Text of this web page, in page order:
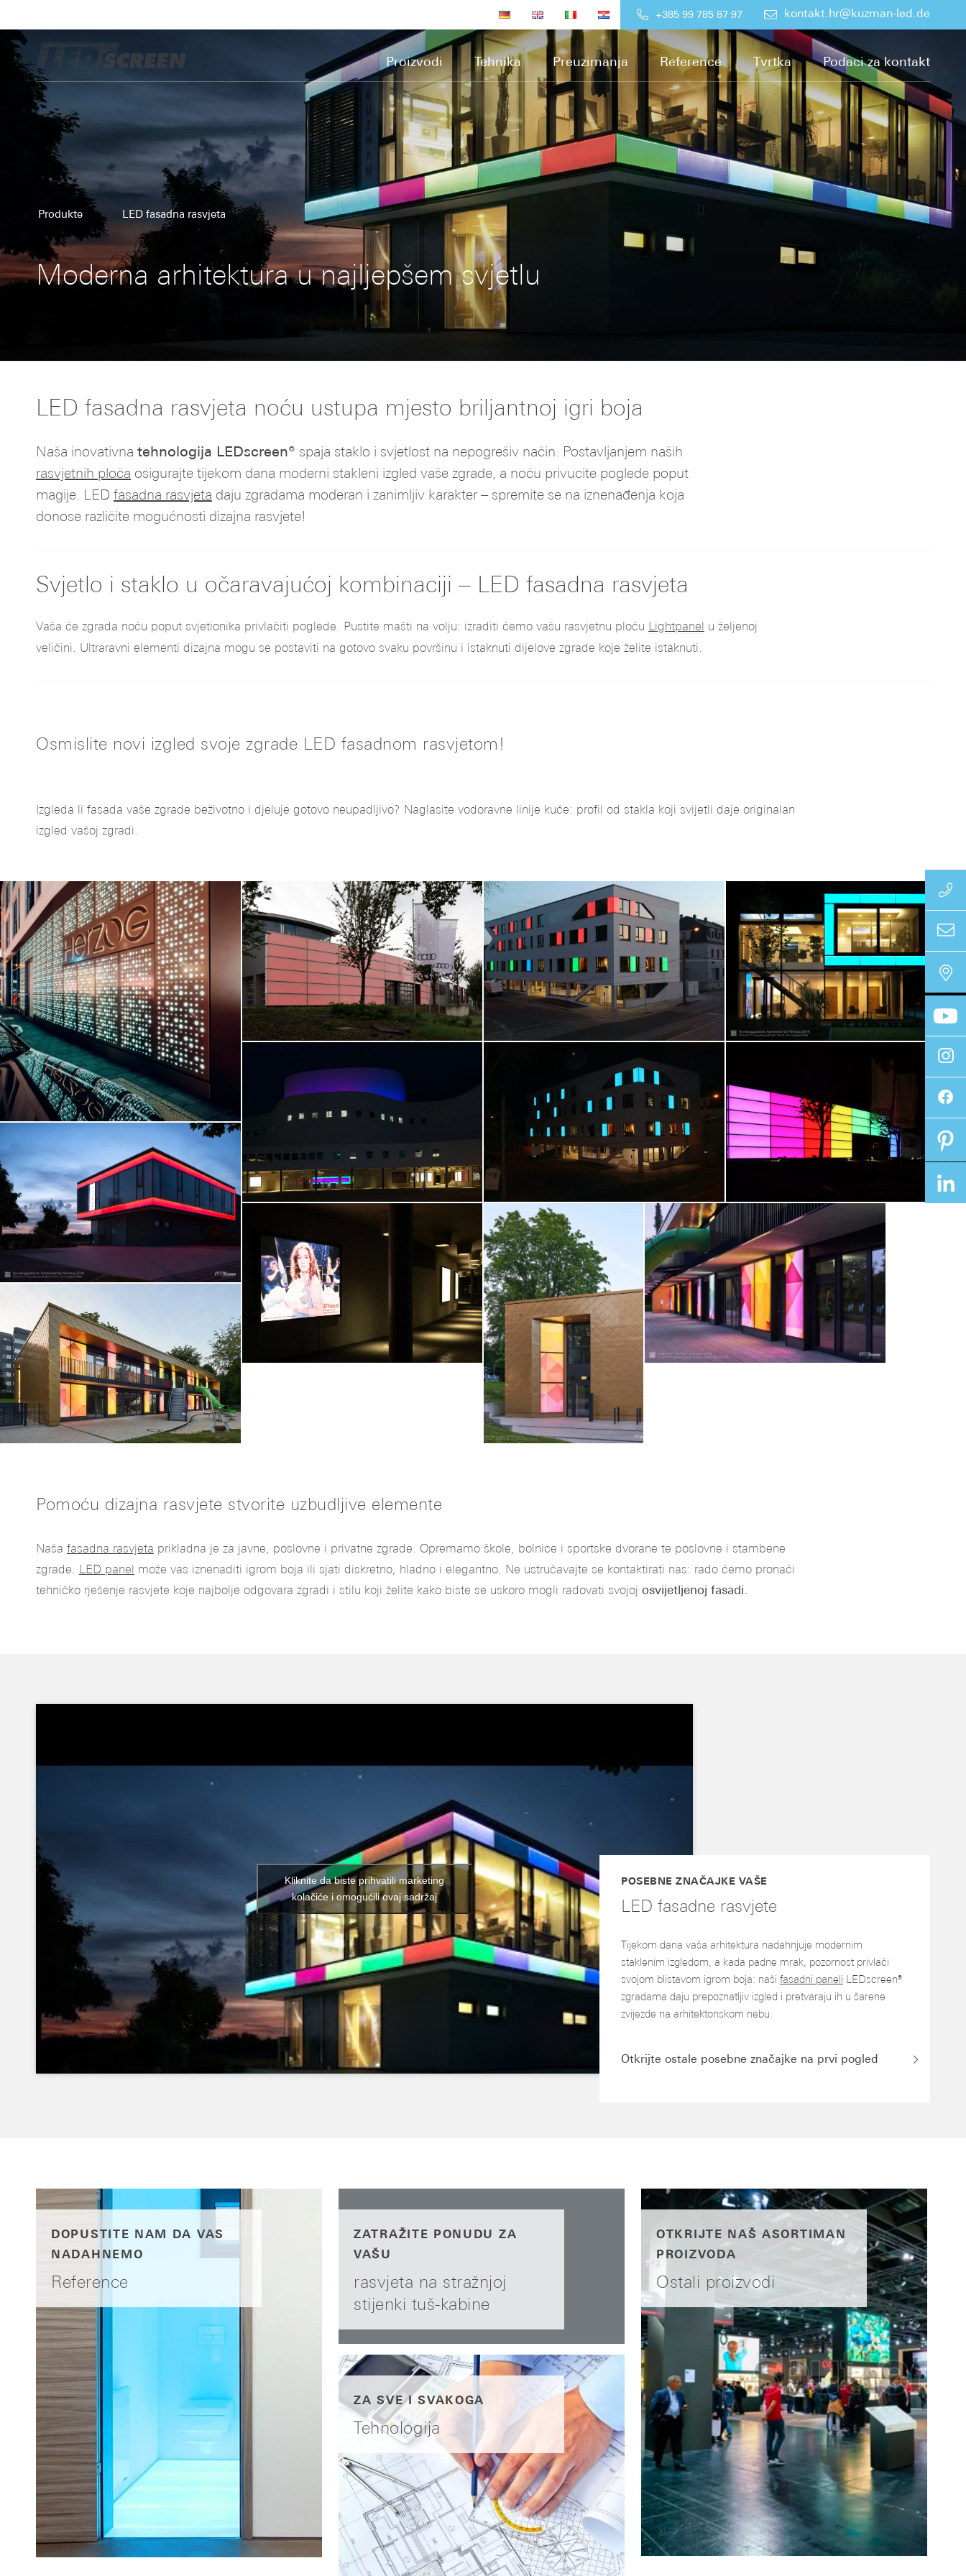
+385 99 785 87 97 kontakt.hr@kuzman-led.de
Proizvodi Tehnika Preuzimanja Reference Tvrtka Podaci za kontakt
Moderna arhitektura u najljepšem svjetlu
Produkte LED fasadna rasvjeta
LED fasadna rasvjeta noću ustupa mjesto briljantnoj igri boja
Naša inovativna tehnologija LEDscreen® spaja staklo i svjetlost na nepogrešiv način. Postavljanjem naših
rasvjetnih ploča osigurajte tijekom dana moderni stakleni izgled vaše zgrade, a noću privucite poglede poput
magije. LED fasadna rasvjeta daju zgradama moderan i zanimljiv karakter – spremite se na iznenađenja koja
donose različite mogućnosti dizajna rasvjete!
Svjetlo i staklo u očaravajućoj kombinaciji – LED fasadna rasvjeta
Vaša će zgrada noću poput svjetionika privlačiti poglede. Pustite mašti na volju: izraditi ćemo vašu rasvjetnu ploču Lightpanel u željenoj
veličini. Ultraravni elementi dizajna mogu se postaviti na gotovo svaku površinu i istaknuti dijelove zgrade koje želite istaknuti.
Osmislite novi izgled svoje zgrade LED fasadnom rasvjetom!
Izgleda li fasada vaše zgrade beživotno i djeluje gotovo neupadljivo? Naglasite vodoravne linije kuće: profil od stakla koji svijetli daje originalan
izgled vašoj zgradi.
Pomoću dizajna rasvjete stvorite uzbudljive elemente
Naša fasadna rasvjeta prikladna je za javne, poslovne i privatne zgrade. Opremamo škole, bolnice i sportske dvorane te poslovne i stambene
zgrade. LED panel
može vas iznenaditi igrom boja ili sjati diskretno, hladno i elegantno. Ne ustručavajte se kontaktirati nas: rado ćemo pronaći
tehničko rješenje rasvjete koje najbolje odgovara zgradi i stilu koji želite kako biste se uskoro mogli radovati svojoj osvijetljenoj fasadi.
Kliknite da biste prihvatili marketing
kolačiće i omogućili ovaj sadržaj
POSEBNE ZNAČAJKE VAŠE
LED fasadne rasvjete
Tijekom dana vaša arhitektura nadahnjuje modernim
staklenim izgledom, a kada padne mrak, pozornost privlači
svojom blistavom igrom boja: naši fasadni paneli LEDscreen®
zgradama daju prepoznatljiv izgled i pretvaraju ih u šarene
zvijezde na arhitektonskom nebu.
Otkrijte ostale posebne značajke na prvi pogled
Reference
DOPUSTITE NAM DA VAS
NADAHNEMO
rasvjeta na stražnjoj
stijenki tuš-kabine
ZATRAŽITE PONUDU ZA
VAŠU
Ostali proizvodi
OTKRIJTE NAŠ ASORTIMAN
PROIZVODA
Tehnologija
ZA SVE I SVAKOGA